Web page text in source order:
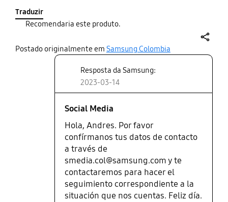
enviar el monitor o van a devolver el Dinero, que
falta de respeto, pensé que comprarlo
otro proveedor.
Traduzir
Recomendaria este produto.
Postado originalmente em Samsung Colombia
Resposta da Samsung:
2023-03-14
Social Media
Hola, Andres. Por favor
confírmanos tus datos de contacto
a través de
smedia.col@samsung.com y te
contactaremos para hacer el
seguimiento correspondiente a la
situación que nos cuentas. Feliz día.